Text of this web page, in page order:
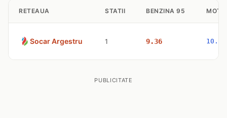
RETEAUA STATII BENZINA 95
Socar Argestru 1 9.36 10.57
PUBLICITATE